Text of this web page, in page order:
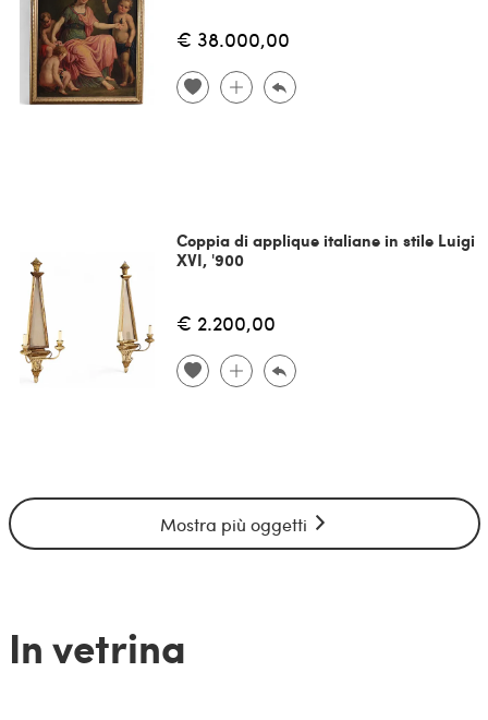
€ 38.000,00
Coppia di applique italiane in stile Luigi
XVI, '900
€ 2.200,00
Mostra più oggetti
In vetrina